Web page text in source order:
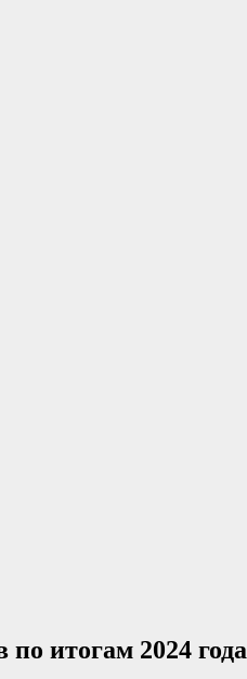
итогам 2024 года